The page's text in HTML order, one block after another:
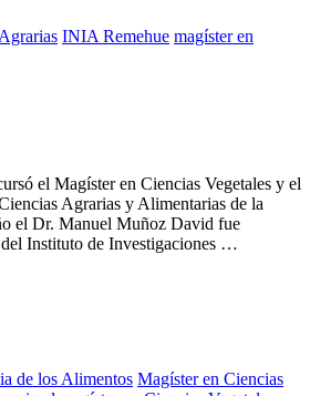
INIA Remehue magíster en
el Magíster en Ciencias Vegetales y el
Agrarias y Alimentarias de la
el Dr. Manuel Muñoz David fue
Instituto de Investigaciones …
de los Alimentos Magíster en Ciencias